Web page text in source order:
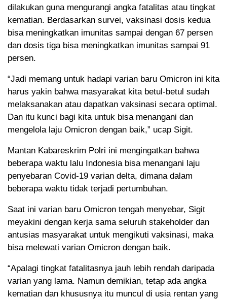
dilakukan guna mengurangi angka fatalitas atau tingkat
kematian. Berdasarkan survei, vaksinasi dosis kedua
bisa meningkatkan imunitas sampai dengan 67 persen
dan dosis tiga bisa meningkatkan imunitas sampai 91
persen.
“Jadi memang untuk hadapi varian baru Omicron ini kita
harus yakin bahwa masyarakat kita betul-betul sudah
melaksanakan atau dapatkan vaksinasi secara optimal.
Dan itu kunci bagi kita untuk bisa menangani dan
mengelola laju Omicron dengan baik,” ucap Sigit.
Mantan Kabareskrim Polri ini mengingatkan bahwa
beberapa waktu lalu Indonesia bisa menangani laju
penyebaran Covid-19 varian delta, dimana dalam
beberapa waktu tidak terjadi pertumbuhan.
Saat ini varian baru Omicron tengah menyebar, Sigit
meyakini dengan kerja sama seluruh stakeholder dan
antusias masyarakat untuk mengikuti vaksinasi, maka
bisa melewati varian Omicron dengan baik.
“Apalagi tingkat fatalitasnya jauh lebih rendah daripada
varian yang lama. Namun demikian, tetap ada angka
kematian dan khususnya itu muncul di usia rentan yang